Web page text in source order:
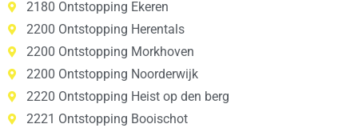
2180 Ontstopping Ekeren
2200 Ontstopping Herentals
2200 Ontstopping Morkhoven
2200 Ontstopping Noorderwijk
2220 Ontstopping Heist op den berg
2221 Ontstopping Booischot